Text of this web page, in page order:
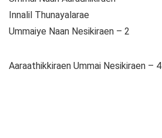
Innalil Thunayalarae
Ummaiye Naan Nesikiraen – 2
Aaraathikkiraen Ummai Nesikiraen – 4